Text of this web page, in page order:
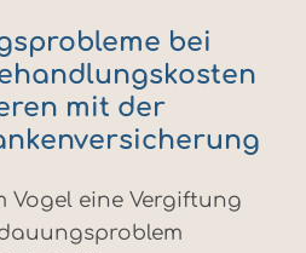
bei
mit der
Vogel eine Vergiftung